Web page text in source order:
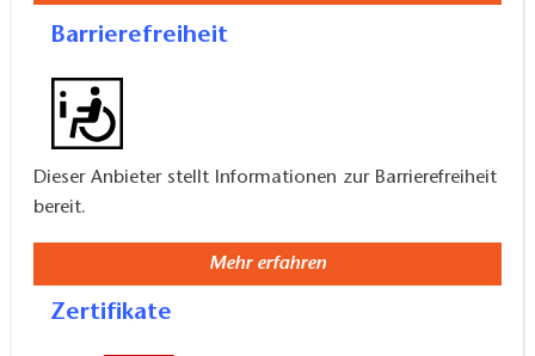
Barrierefreiheit
Dieser Anbieter stellt Informationen zur Barrierefreiheit
bereit.
Mehr erfahren
Zertifikate